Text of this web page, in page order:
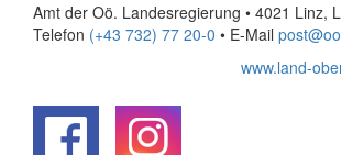
Amt der Oö. Landesregierung • 4021 Linz,
Telefon (+43 732) 77 20-0 • E-Mail
www.land-